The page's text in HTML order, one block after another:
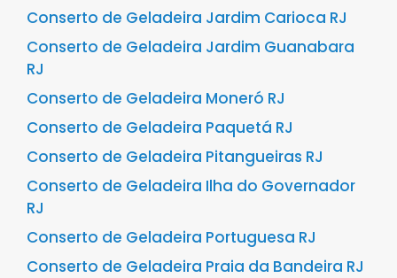
Conserto de Geladeira Jardim Carioca RJ
Conserto de Geladeira Jardim Guanabara
RJ
Conserto de Geladeira Moneró RJ
Conserto de Geladeira Paquetá RJ
Conserto de Geladeira Pitangueiras RJ
Conserto de Geladeira Ilha do Governador
RJ
Conserto de Geladeira Portuguesa RJ
Conserto de Geladeira Praia da Bandeira RJ